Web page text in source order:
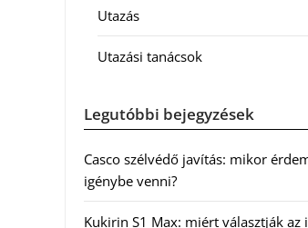
Utazás
Utazási tanácsok
Legutóbbi bejegyzések
Casco szélvédő javítás: mikor
igénybe venni?
Kukirin S1 Max: miért választják az